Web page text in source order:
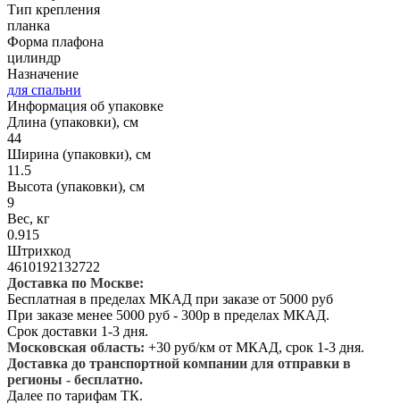
Тип крепления
планка
Форма плафона
цилиндр
Назначение
для спальни
Информация об упаковке
Длина (упаковки), см
44
Ширина (упаковки), см
11.5
Высота (упаковки), см
9
Вес, кг
0.915
Штрихкод
4610192132722
Доставка по Москве:
Бесплатная в пределах МКАД при заказе от 5000 руб
При заказе менее 5000 руб - 300р в пределах МКАД.
Срок доставки 1-3 дня.
Московская область: +30 руб/км от МКАД, срок 1-3 дня.
Доставка до транспортной компании для отправки в
регионы - бесплатно.
Далее по тарифам ТК.